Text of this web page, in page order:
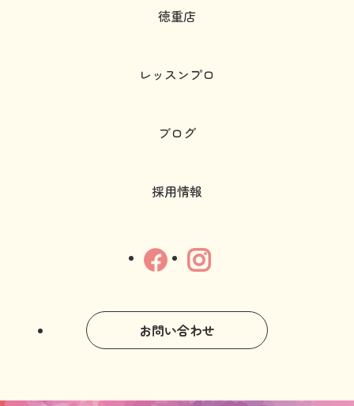
徳重店
レッスンプロ
ブログ
採用情報
お問い合わせ